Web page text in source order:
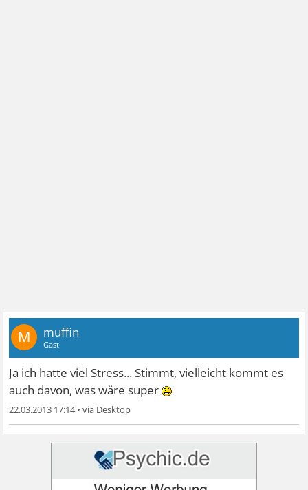
M muffin
Gast
Ja ich hatte viel Stress... Stimmt, vielleicht kommt es
auch davon, was wäre super
22.03.2013 17:14•